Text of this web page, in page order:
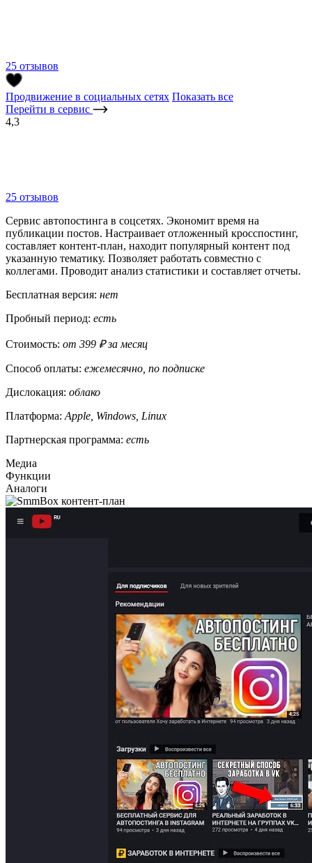
25 отзывов
Продвижение в социальных сетях Показать все
Перейти в сервис
4,3
25 отзывов
Сервис автопостинга в соцсетях. Экономит время на
публикации постов. Настраивает отложенный кросспостинг,
составляет контент-план, находит популярный контент под
указанную тематику. Позволяет работать совместно с
коллегами. Проводит анализ статистики и составляет отчеты.
Бесплатная версия: нет
Пробный период: есть
Стоимость: от 399 ₽ за месяц
Способ оплаты: ежемесячно, по подписке
Дислокация: облако
Платформа: Apple, Windows, Linux
Партнерская программа: есть
Медиа
Функции
Аналоги